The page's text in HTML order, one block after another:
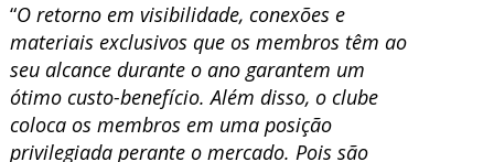
“O retorno em visibilidade, conexões e
materiais exclusivos que os membros têm ao
seu alcance durante o ano garantem um
ótimo custo-benefício. Além disso, o clube
coloca os membros em uma posição
privilegiada perante o mercado. Pois são